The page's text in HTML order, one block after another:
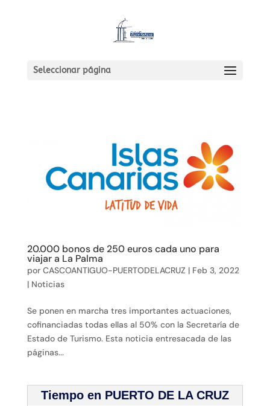
Seleccionar página
20.000 bonos de 250 euros cada uno para
viajar a La Palma
por CASCOANTIGUO-PUERTODELACRUZ | Feb 3, 2022
| Noticias
Se ponen en marcha tres importantes actuaciones,
cofinanciadas todas ellas al 50% con la Secretaría de
Estado de Turismo. Esta noticia entresacada de las
páginas...
Tiempo en PUERTO DE LA CRUZ